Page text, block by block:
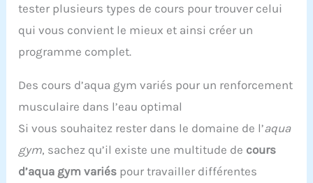
tester plusieurs types de cours pour trouver celui
qui vous convient le mieux et ainsi créer un
programme complet.
Des cours d’aqua gym variés pour un renforcement
musculaire dans l’eau optimal
Si vous souhaitez rester dans le domaine de l’aqua
gym, sachez qu’il existe une multitude de cours
d’aqua gym variés pour travailler différentes